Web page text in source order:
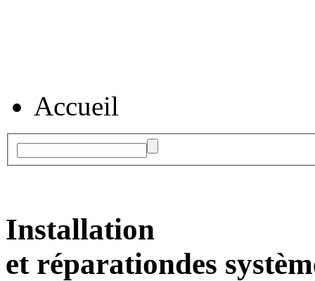
Accueil
Installation
et réparationdes